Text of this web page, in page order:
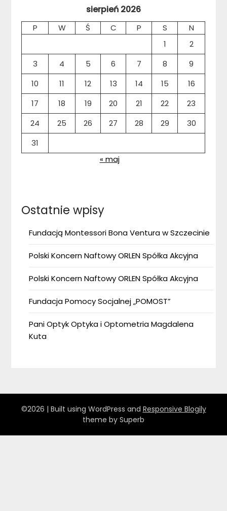
sierpień 2026
P W Ś C P S
N
1
2
3
4 5 6 7 8
9
10
11 12 13 14 15
16
17
18 19 20 21 22
23
24
25 26 27 28 29
30
31
« maj
Ostatnie wpisy
Fundacją Montessori Bona Ventura w Szczecinie
Polski Koncern Naftowy ORLEN Spółka Akcyjna
Polski Koncern Naftowy ORLEN Spółka Akcyjna
Fundacja Pomocy Socjalnej „POMOST”
Pani Optyk Optyka i Optometria Magdalena
Kuta
©2026 | Built using WordPress and Responsive Blogily
theme by Superb